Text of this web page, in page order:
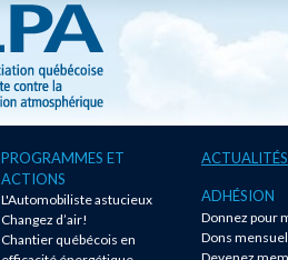
PROGRAMMES ET
ACTIONS
L'Automobiliste astucieux
Changez d’air!
Chantier québécois en
ACTUALITÉS
ADHÉSION
Donnez pour
Dons